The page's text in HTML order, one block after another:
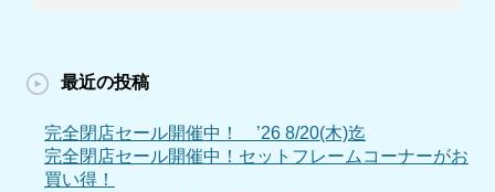
最近の投稿
完全閉店セール開催中！ ’26 8/20(木)迄
完全閉店セール開催中！セットフレームコーナーがお
買い得！